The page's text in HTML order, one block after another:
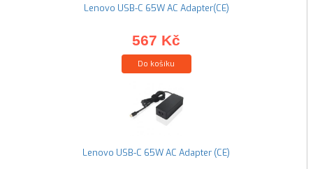
Lenovo USB-C 65W AC Adapter(CE)
567 Kč
Do košíku
Lenovo USB-C 65W AC Adapter (CE)